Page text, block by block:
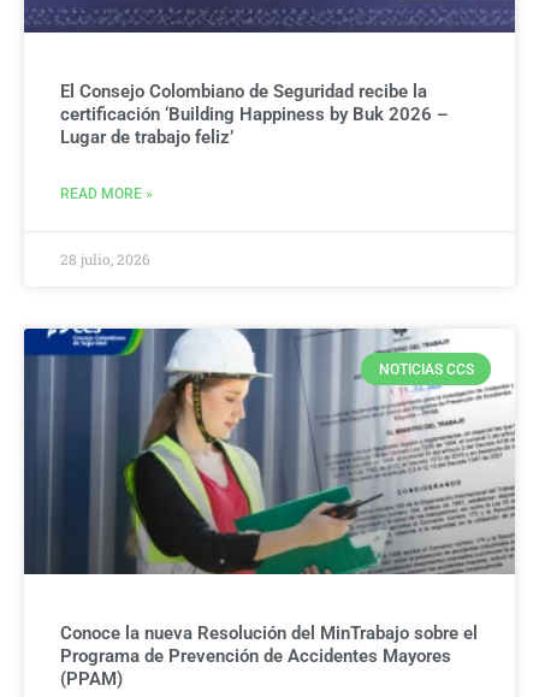
El Consejo Colombiano de Seguridad recibe la
certificación ‘Building Happiness by Buk 2026 –
Lugar de trabajo feliz’
READ MORE »
28 julio, 2026
NOTICIAS CCS
Conoce la nueva Resolución del MinTrabajo sobre el
Programa de Prevención de Accidentes Mayores
(PPAM)